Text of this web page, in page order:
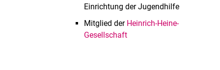
Einrichtung der Jugendhilfe
Mitglied der Heinrich-Heine-
Gesellschaft